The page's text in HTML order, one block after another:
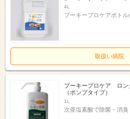
4L
プーキープロケアボトル
取扱い病院
プーキープロケア ロン
（ポンプタイプ）
1L
次亜塩素酸で除菌・消臭